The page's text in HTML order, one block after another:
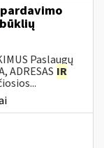
būklių
Paslaugų
ADRESAS IR